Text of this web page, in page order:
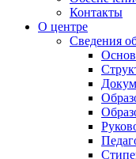
Контакты
О центре
Сведения